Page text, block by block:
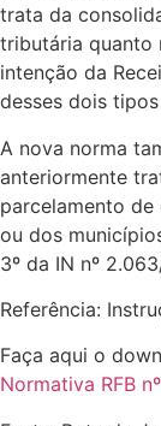
trata da
tributária quanto
intenção da
desses dois
A nova norma
anteriormente
parcelamento
ou dos
3º da IN nº
Referência:
Faça aqui o
Normativa RFB